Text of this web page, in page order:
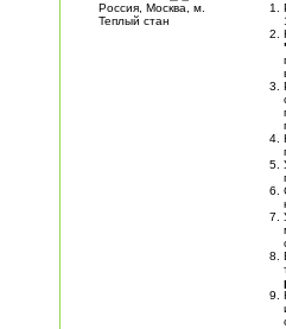
Россия, Москва, м.
Теплый стан